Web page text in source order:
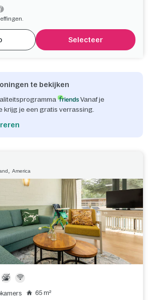
Selecteer
te bekijken
Vanaf je
krijg je een gratis verrassing.
America
65 m²